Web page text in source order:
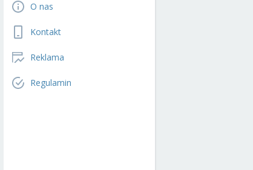
O nas
Kontakt
Reklama
Regulamin